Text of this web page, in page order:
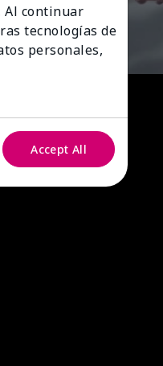
Al continuar
tecnologías de
personales,
Accept All